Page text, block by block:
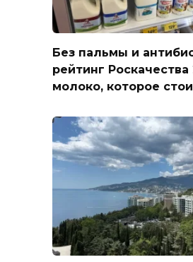
Без пальмы и
рейтинг
молоко, которое